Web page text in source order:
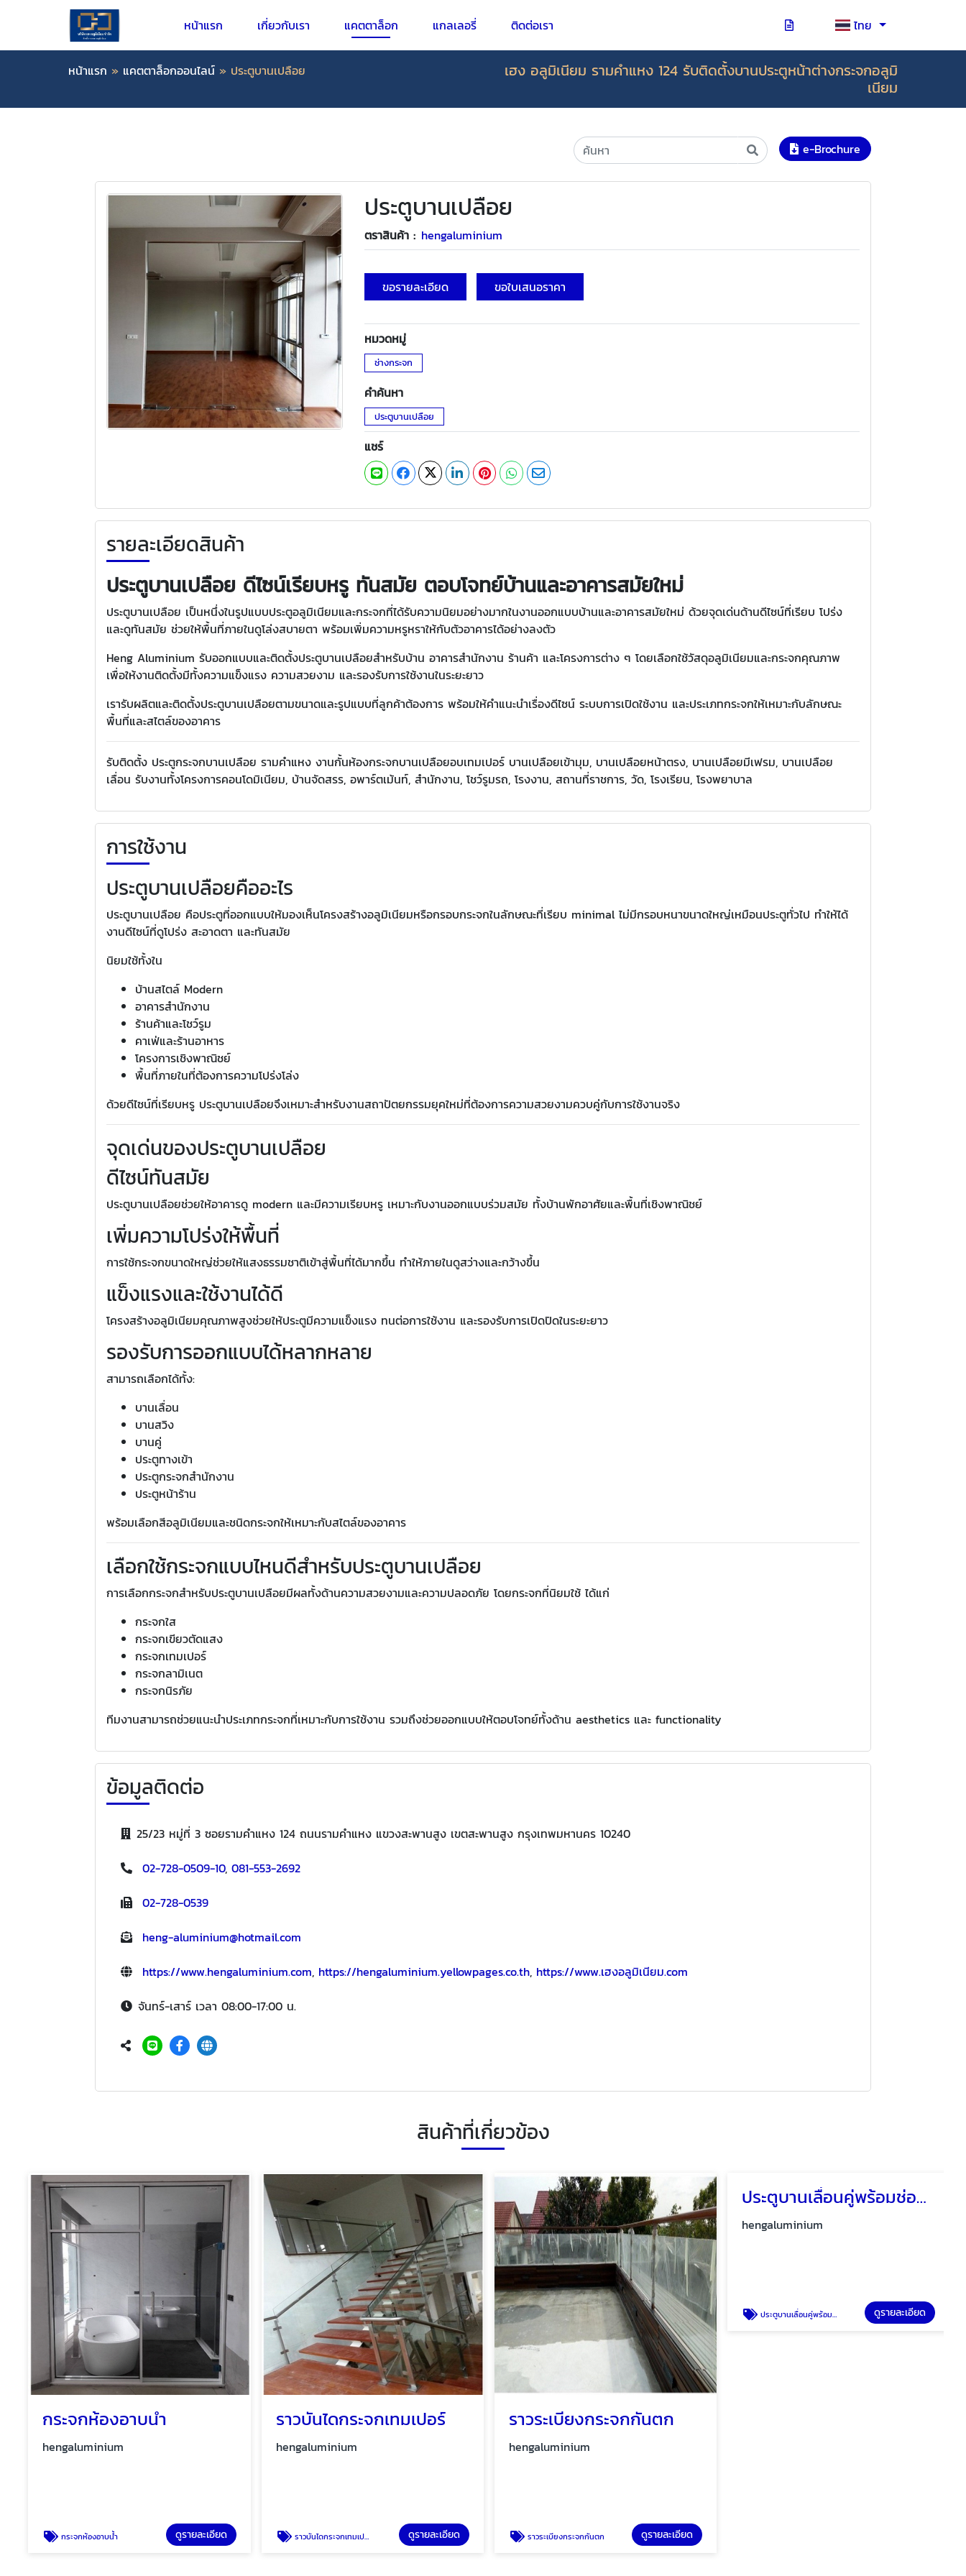
หน้าแรก เกี่ยวกับเรา แคตตาล็อก แกลเลอรี่ ติดต่อเรา ไทย
หน้าแรก » แคตตาล็อกออนไลน์ » ประตูบานเปลือย
เฮง อลูมิเนียม รามคำแหง 124 รับติดตั้งบานประตูหน้าต่างกระจกอลูมิ
เนียม
e-Brochure
ประตูบานเปลือย
ตราสินค้า : hengaluminium
ขอรายละเอียด ขอใบเสนอราคา
หมวดหมู่
ช่างกระจก
คำค้นหา
ประตูบานเปลือย
แชร์
รายละเอียดสินค้า
ประตูบานเปลือย ดีไซน์เรียบหรู ทันสมัย ตอบโจทย์บ้านและอาคารสมัยใหม่
ประตูบานเปลือย เป็นหนึ่งในรูปแบบประตูอลูมิเนียมและกระจกที่ได้รับความนิยมอย่างมากในงานออกแบบบ้านและอาคารสมัยใหม่ ด้วยจุดเด่นด้านดีไซน์ที่เรียบ โปร่ง
และดูทันสมัย ช่วยให้พื้นที่ภายในดูโล่งสบายตา พร้อมเพิ่มความหรูหราให้กับตัวอาคารได้อย่างลงตัว
Heng Aluminium รับออกแบบและติดตั้งประตูบานเปลือยสำหรับบ้าน อาคารสำนักงาน ร้านค้า และโครงการต่าง ๆ โดยเลือกใช้วัสดุอลูมิเนียมและกระจกคุณภาพ
เพื่อให้งานติดตั้งมีทั้งความแข็งแรง ความสวยงาม และรองรับการใช้งานในระยะยาว
เรารับผลิตและติดตั้งประตูบานเปลือยตามขนาดและรูปแบบที่ลูกค้าต้องการ พร้อมให้คำแนะนำเรื่องดีไซน์ ระบบการเปิดใช้งาน และประเภทกระจกให้เหมาะกับลักษณะ
พื้นที่และสไตล์ของอาคาร
รับติดตั้ง ประตูกระจกบานเปลือย รามคำแหง งานกั้นห้องกระจกบานเปลือยอบเทมเปอร์ บานเปลือยเข้ามุม, บานเปลือยหน้าตรง, บานเปลือยมีเฟรม, บานเปลือย
เลื่อน รับงานทั้งโครงการคอนโดมิเนียม, บ้านจัดสรร, อพาร์ตเม้นท์, สำนักงาน, โชว์รูมรถ, โรงงาน, สถานที่ราชการ, วัด, โรงเรียน, โรงพยาบาล
การใช้งาน
ประตูบานเปลือยคืออะไร
ประตูบานเปลือย คือประตูที่ออกแบบให้มองเห็นโครงสร้างอลูมิเนียมหรือกรอบกระจกในลักษณะที่เรียบ minimal ไม่มีกรอบหนาขนาดใหญ่เหมือนประตูทั่วไป ทำให้ได้
งานดีไซน์ที่ดูโปร่ง สะอาดตา และทันสมัย
นิยมใช้ทั้งใน
บ้านสไตล์ Modern
อาคารสำนักงาน
ร้านค้าและโชว์รูม
คาเฟ่และร้านอาหาร
โครงการเชิงพาณิชย์
พื้นที่ภายในที่ต้องการความโปร่งโล่ง
ด้วยดีไซน์ที่เรียบหรู ประตูบานเปลือยจึงเหมาะสำหรับงานสถาปัตยกรรมยุคใหม่ที่ต้องการความสวยงามควบคู่กับการใช้งานจริง
จุดเด่นของประตูบานเปลือย
ดีไซน์ทันสมัย
ประตูบานเปลือยช่วยให้อาคารดู modern และมีความเรียบหรู เหมาะกับงานออกแบบร่วมสมัย ทั้งบ้านพักอาศัยและพื้นที่เชิงพาณิชย์
เพิ่มความโปร่งให้พื้นที่
การใช้กระจกขนาดใหญ่ช่วยให้แสงธรรมชาติเข้าสู่พื้นที่ได้มากขึ้น ทำให้ภายในดูสว่างและกว้างขึ้น
แข็งแรงและใช้งานได้ดี
โครงสร้างอลูมิเนียมคุณภาพสูงช่วยให้ประตูมีความแข็งแรง ทนต่อการใช้งาน และรองรับการเปิดปิดในระยะยาว
รองรับการออกแบบได้หลากหลาย
สามารถเลือกได้ทั้ง:
บานเลื่อน
บานสวิง
บานคู่
ประตูทางเข้า
ประตูกระจกสำนักงาน
ประตูหน้าร้าน
พร้อมเลือกสีอลูมิเนียมและชนิดกระจกให้เหมาะกับสไตล์ของอาคาร
เลือกใช้กระจกแบบไหนดีสำหรับประตูบานเปลือย
การเลือกกระจกสำหรับประตูบานเปลือยมีผลทั้งด้านความสวยงามและความปลอดภัย โดยกระจกที่นิยมใช้ ได้แก่
กระจกใส
กระจกเขียวตัดแสง
กระจกเทมเปอร์
กระจกลามิเนต
กระจกนิรภัย
ทีมงานสามารถช่วยแนะนำประเภทกระจกที่เหมาะกับการใช้งาน รวมถึงช่วยออกแบบให้ตอบโจทย์ทั้งด้าน aesthetics และ functionality
ข้อมูลติดต่อ
25/23 หมู่ที่ 3 ซอยรามคำแหง 124 ถนนรามคำแหง แขวงสะพานสูง เขตสะพานสูง กรุงเทพมหานคร 10240
02-728-0509-10, 081-553-2692
02-728-0539
heng-aluminium@hotmail.com
https://www.hengaluminium.com, https://hengaluminium.yellowpages.co.th, https://www.เฮงอลูมิเนียม.com
จันทร์-เสาร์ เวลา 08:00-17:00 น.
สินค้าที่เกี่ยวข้อง
กระจกห้องอาบน้ำ
hengaluminium
กระจกห้องอาบน้ำ ดูรายละเอียด
ราวบันไดกระจกเทมเปอร์
hengaluminium
ราวบันไดกระจกเทมเปอร์ ดูรายละเอียด
ราวระเบียงกระจกกันตก
hengaluminium
ราวระเบียงกระจกกันตก ดูรายละเอียด